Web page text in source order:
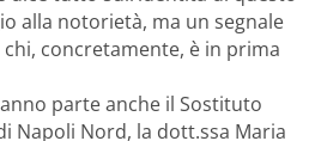
alla notorietà, ma un segnale
concretamente, è in prima
parte anche il Sostituto
Napoli Nord, la dott.ssa Maria